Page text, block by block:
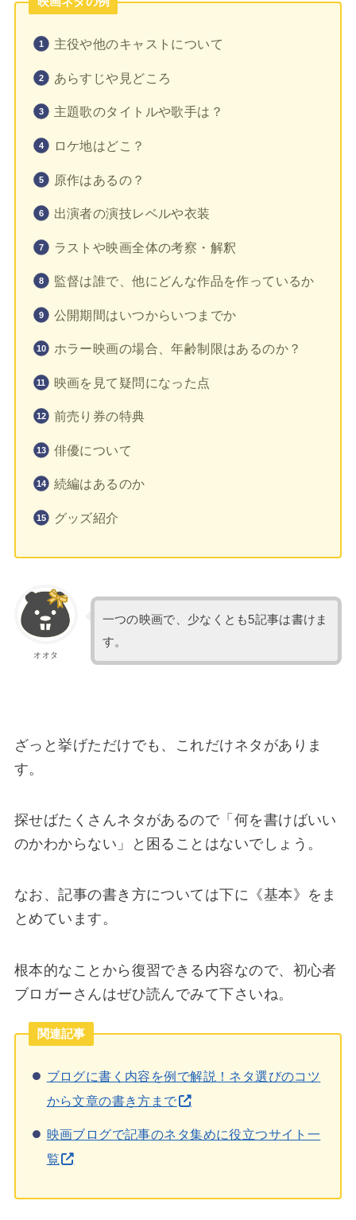
主役や他のキャストについて
あらすじや見どころ
主題歌のタイトルや歌手は？
ロケ地はどこ？
原作はあるの？
出演者の演技レベルや衣装
ラストや映画全体の考察・解釈
監督は誰で、他にどんな作品を作っているか
公開期間はいつからいつまでか
ホラー映画の場合、年齢制限はあるのか？
映画を見て疑問になった点
前売り券の特典
俳優について
続編はあるのか
グッズ紹介
オオタ
一つの映画で、少なくとも5記事は書けま
す。
ざっと挙げただけでも、これだけネタがありま
す。
探せばたくさんネタがあるので「何を書けばいい
のかわからない」と困ることはないでしょう。
なお、記事の書き方については下に《基本》をま
とめています。
根本的なことから復習できる内容なので、初心者
ブロガーさんはぜひ読んでみて下さいね。
関連記事
ブログに書く内容を例で解説！ネタ選びのコツ
から文章の書き方まで
映画ブログで記事のネタ集めに役立つサイト一
覧